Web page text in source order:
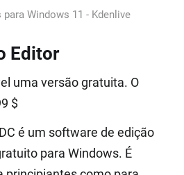
Windows 11 - Kdenlive
Editor
uma versão gratuita. O
$
é um software de edição
para Windows. É